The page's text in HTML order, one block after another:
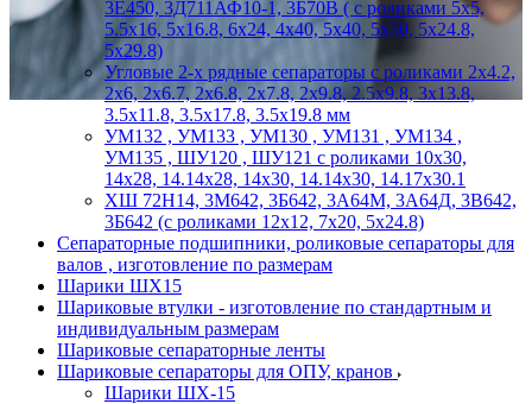
3Е450, 3Д711АФ10-1, 3Б70В ( с роликами 5х5,
5.5х16, 5х16.8, 6х24, 4х40, 5х40, 5х50, 5х24.8,
5х29.8)
Угловые 2-х рядные сепараторы с роликами 2х4.2,
2х6, 2х6.7, 2х6.8, 2х7.8, 2х9.8, 2.5х9.8, 3х13.8,
3.5х11.8, 3.5х17.8, 3.5х19.8 мм
УМ132 , УМ133 , УМ130 , УМ131 , УМ134 ,
УМ135 , ШУ120 , ШУ121 с роликами 10х30,
14х28, 14.14х28, 14х30, 14.14х30, 14.17х30.1
ХШ 72Н14, 3М642, 3Б642, 3А64М, 3А64Д, 3В642,
3Б642 (с роликами 12х12, 7х20, 5х24.8)
Сепараторные подшипники, роликовые сепараторы для
валов , изготовление по размерам
Шарики ШХ15
Шариковые втулки - изготовление по стандартным и
индивидуальным размерам
Шариковые сепараторные ленты
Шариковые сепараторы для ОПУ, кранов
Шарики ШХ-15